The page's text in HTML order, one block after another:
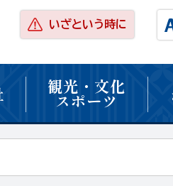
いざという時に
観光・文化
スポーツ